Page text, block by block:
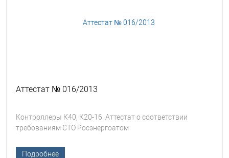
Аттестат № 016/2013
Контроллеры К40, К20-16. Аттестат о соответствии
требованиям СТО Росэнергоатом
Подробнее